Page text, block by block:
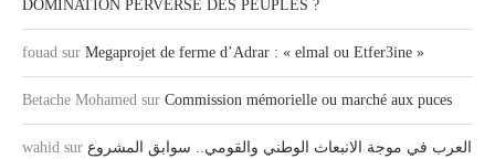
DOMINATION PERVERSE DES PEUPLES ?
fouad sur Megaprojet de ferme d’Adrar : « elmal ou Etfer3ine »
Betache Mohamed sur Commission mémorielle ou marché aux puces
wahid sur العرب في موجة الانبعاث الوطني والقومي.. سوابق المشروع